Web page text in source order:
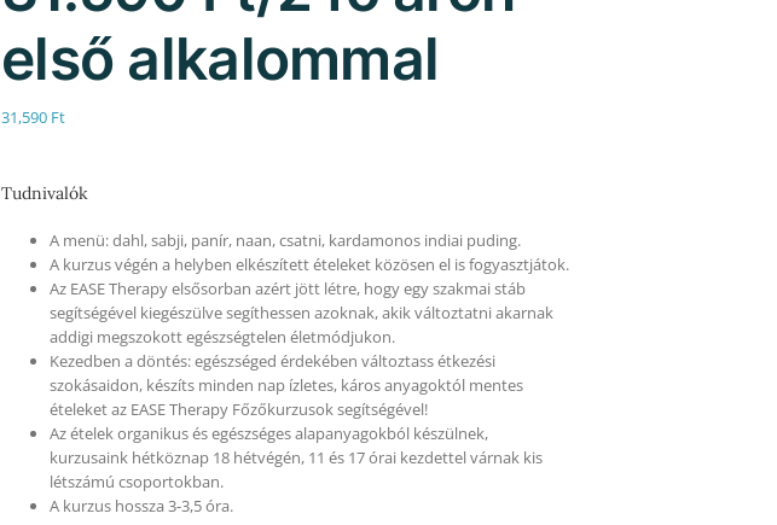
első alkalommal
31,590 Ft
Tudnivalók
A menü: dahl, sabji, panír, naan, csatni, kardamonos indiai puding.
A kurzus végén a helyben elkészített ételeket közösen el is fogyasztjátok.
Az EASE Therapy elsősorban azért jött létre, hogy egy szakmai stáb
segítségével kiegészülve segíthessen azoknak, akik változtatni akarnak
addigi megszokott egészségtelen életmódjukon.
Kezedben a döntés: egészséged érdekében változtass étkezési
szokásaidon, készíts minden nap ízletes, káros anyagoktól mentes
ételeket az EASE Therapy Főzőkurzusok segítségével!
Az ételek organikus és egészséges alapanyagokból készülnek,
kurzusaink hétköznap 18 hétvégén, 11 és 17 órai kezdettel várnak kis
létszámú csoportokban.
A kurzus hossza 3-3,5 óra.